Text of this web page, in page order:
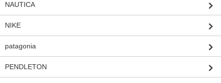
NAUTICA
NIKE
patagonia
PENDLETON